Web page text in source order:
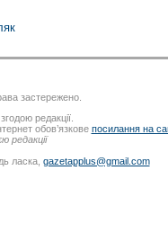
застережено.
редакції.
обов’язкове посилання на
редакції
ласка, gazetapplus@gmail.com